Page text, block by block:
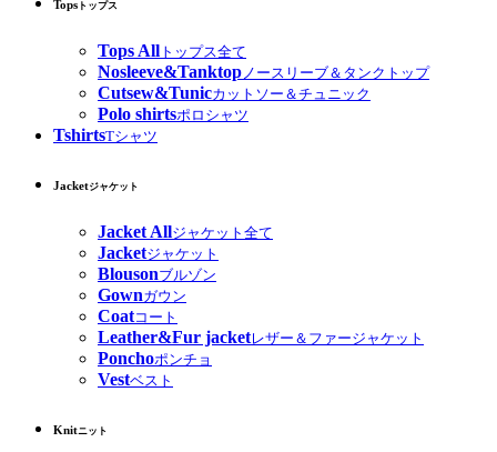
Tops トップス
Tops All トップス全て
Nosleeve&Tanktop ノースリーブ＆タンクトップ
Cutsew&Tunicカットソー＆チュニック
Polo shirtsポロシャツ
TshirtsTシャツ
Jacketジャケット
Jacket Allジャケット全て
Jacketジャケット
Blousonブルゾン
Gownガウン
Coatコート
Leather&Fur jacketレザー＆ファージャケット
Ponchoポンチョ
Vestベスト
Knitニット